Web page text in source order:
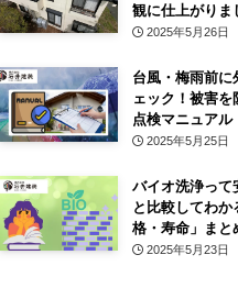
観に仕上がりま
2025年5月26日
台風・梅雨前に
ェック！被害
点検マニュアル
2025年5月25日
バイオ洗浄って
と比較してわか
格・寿命」まと
2025年5月23日